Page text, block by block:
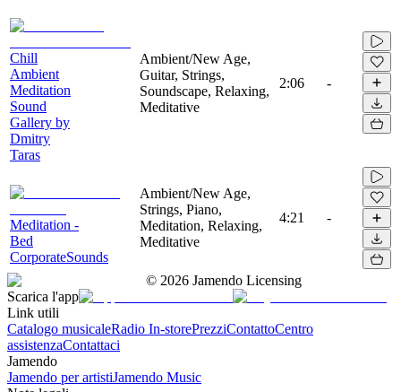
Chill
Ambient
Meditation
Sound
Gallery by
Dmitry
Taras
Ambient/New Age,
Guitar, Strings,
Soundscape, Relaxing,
Meditative
2:06 -
Meditation -
Bed
CorporateSounds
Ambient/New Age,
Strings, Piano,
Meditation, Relaxing,
Meditative
4:21 -
© 2026 Jamendo Licensing
Scarica l'app
Link utili
Catalogo musicaleRadio In-storePrezziContattoCentro
assistenzaContattaci
Jamendo
Jamendo per artistiJamendo Music